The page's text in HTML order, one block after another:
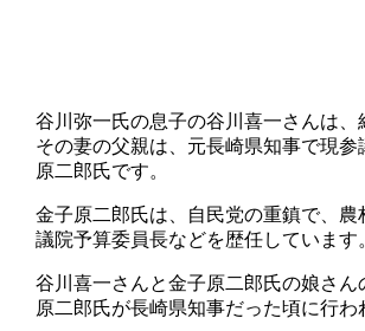
谷川弥一氏の息子の谷川喜一さんは、
その妻の父親は、元長崎県知事で現参
原二郎氏です。
金子原二郎氏は、自民党の重鎮で、農
議院予算委員長などを歴任しています
谷川喜一さんと金子原二郎氏の娘さん
原二郎氏が長崎県知事だった頃に行わ